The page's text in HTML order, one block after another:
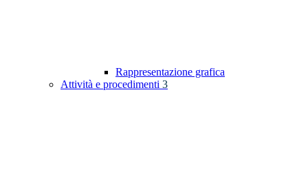
Rappresentazione grafica
Attività e procedimenti 3